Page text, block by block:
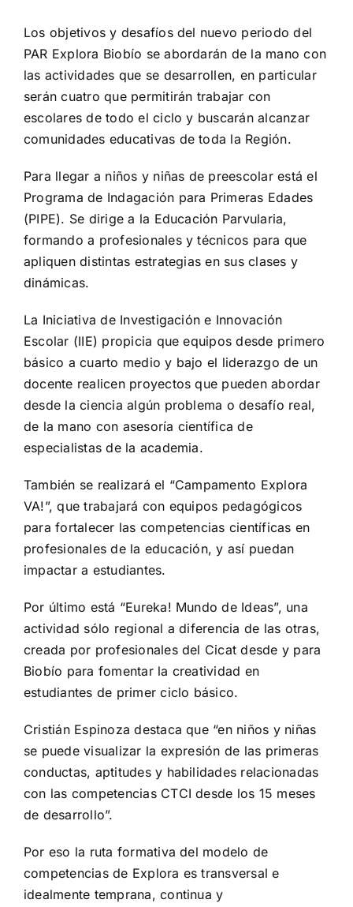
Los objetivos y desafíos del nuevo periodo del
PAR Explora Biobío se abordarán de la mano con
las actividades que se desarrollen, en particular
serán cuatro que permitirán trabajar con
escolares de todo el ciclo y buscarán alcanzar
comunidades educativas de toda la Región.
Para llegar a niños y niñas de preescolar está el
Programa de Indagación para Primeras Edades
(PIPE). Se dirige a la Educación Parvularia,
formando a profesionales y técnicos para que
apliquen distintas estrategias en sus clases y
dinámicas.
La Iniciativa de Investigación e Innovación
Escolar (IIE) propicia que equipos desde primero
básico a cuarto medio y bajo el liderazgo de un
docente realicen proyectos que pueden abordar
desde la ciencia algún problema o desafío real,
de la mano con asesoría científica de
especialistas de la academia.
También se realizará el “Campamento Explora
VA!”, que trabajará con equipos pedagógicos
para fortalecer las competencias científicas en
profesionales de la educación, y así puedan
impactar a estudiantes.
Por último está “Eureka! Mundo de Ideas”, una
actividad sólo regional a diferencia de las otras,
creada por profesionales del Cicat desde y para
Biobío para fomentar la creatividad en
estudiantes de primer ciclo básico.
Cristián Espinoza destaca que “en niños y niñas
se puede visualizar la expresión de las primeras
conductas, aptitudes y habilidades relacionadas
con las competencias CTCI desde los 15 meses
de desarrollo”.
Por eso la ruta formativa del modelo de
competencias de Explora es transversal e
idealmente temprana, continua y